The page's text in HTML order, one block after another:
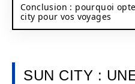
Conclusion : pourquoi
city pour vos voyages
SUN CITY :